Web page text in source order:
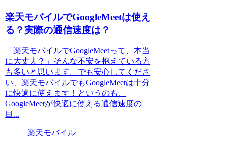
楽天モバイルでGoogleMeetは使え
る？実際の通信速度は？
「楽天モバイルでGoogleMeetって、本当
に大丈夫？」そんな不安を抱えている方
も多いと思います。でも安心してくださ
い、楽天モバイルでもGoogleMeetは十分
に快適に使えます！というのも、
GoogleMeetが快適に使える通信速度の
目...
楽天モバイル